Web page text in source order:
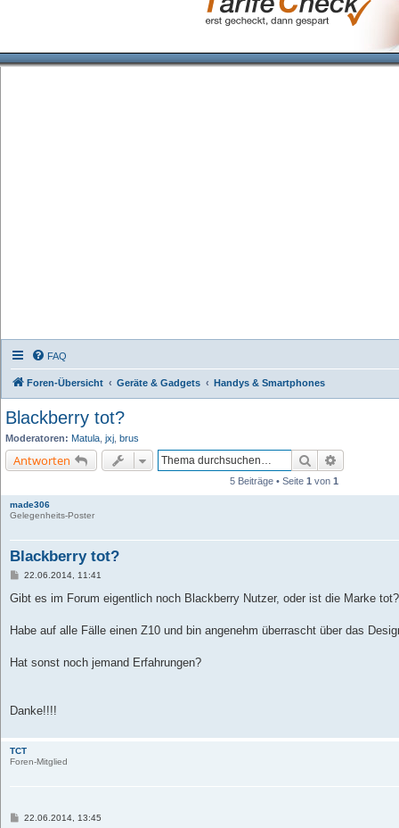
FAQ
Foren-Übersicht Geräte & Gadgets Handys & Smartphones
Blackberry tot?
Moderatoren: Matula jxj brus
Antworten Suche
5 Beiträge • Seite 1 von 1
made306
Gelegenheits-Poster
Blackberry tot?
B
i
a
22.06.2014, 11:41
Gibt es im Forum eigentlich noch Blackberry Nutzer, oder ist die Marke tot?
Habe auf alle Fälle einen Z10 und bin angenehm überrascht über das
Hat sonst noch jemand Erfahrungen?
Danke!!!!
TCT
Foren-Mitglied
B22.06.2014, 13:45